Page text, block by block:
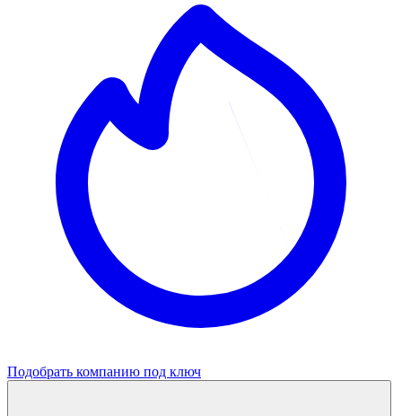
Подобрать компанию под ключ